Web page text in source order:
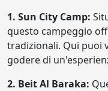
1. Sun City Camp:
questo campeggio
tradizionali. Qui puoi
godere di
2. Beit Al Baraka: